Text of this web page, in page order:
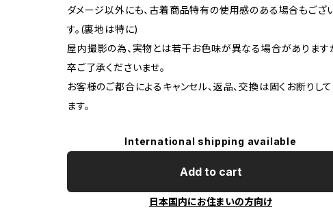
ダメージ以外にも、古着商品特有の使用感のある場合もござ
す。(裏地は特に)
屋内撮影の為、実物とは若干お色味が異なる場合があります
卒ご了承くださいませ。
お客様のご都合によるキャンセル、返品、交換は固くお断りして
ます。
International shipping available
Add to cart
日本国内にお住まいの方向け